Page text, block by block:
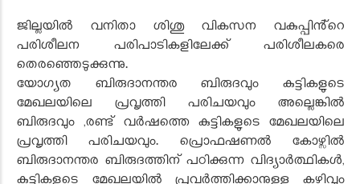
ജില്ലയിൽ വനിതാ ശിശു വികസന വകുപ്പിൻ്റെ
പരിശീലന പരിപാടികളിലേക്ക് പരിശീലകരെ
തെരഞ്ഞെടുക്കുന്നു.
യോഗ്യത ബിരുദാനന്തര ബിരുദവും കുട്ടികളുടെ
മേഖലയിലെ പ്രവൃത്തി പരിചയവും അല്ലെങ്കിൽ
ബിരുദവും ,രണ്ട് വർഷത്തെ കുട്ടികളുടെ മേഖലയിലെ
പ്രവൃത്തി പരിചയവും. പ്രൊഫഷണൽ കോഴ്സിൽ
ബിരുദാനന്തര ബിരുദത്തിന് പഠിക്കുന്ന വിദ്യാർത്ഥികൾ,